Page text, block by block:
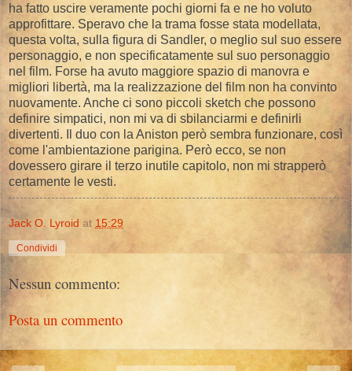
ha fatto uscire veramente pochi giorni fa e ne ho voluto
approfittare. Speravo che la trama fosse stata modellata,
questa volta, sulla figura di Sandler, o meglio sul suo essere
personaggio, e non specificatamente sul suo personaggio
nel film. Forse ha avuto maggiore spazio di manovra e
migliori libertà, ma la realizzazione del film non ha convinto
nuovamente. Anche ci sono piccoli sketch che possono
definire simpatici, non mi va di sbilanciarmi e definirli
divertenti. Il duo con la Aniston però sembra funzionare, così
come l'ambientazione parigina. Però ecco, se non
dovessero girare il terzo inutile capitolo, non mi strapperò
certamente le vesti.
Jack O. Lyroid at 15:29
Condividi
Nessun commento:
Posta un commento